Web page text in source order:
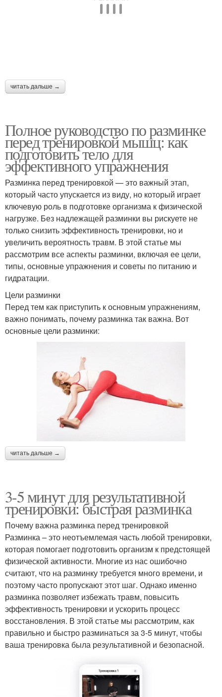
читать дальше →
Полное руководство по разминке
перед тренировкой мышц: как
подготовить тело для
эффективного упражнения
Разминка перед тренировкой — это важный этап,
который часто упускается из виду, но который играет
ключевую роль в подготовке организма к физической
нагрузке. Без надлежащей разминки вы рискуете не
только снизить эффективность тренировки, но и
увеличить вероятность травм. В этой статье мы
рассмотрим все аспекты разминки, включая ее цели,
типы, основные упражнения и советы по питанию и
гидратации.
Цели разминки
Перед тем как приступить к основным упражнениям,
важно понимать, почему разминка так важна. Вот
основные цели разминки:
читать дальше →
3-5 минут для результативной
тренировки: быстрая разминка
Почему важна разминка перед тренировкой
Разминка – это неотъемлемая часть любой тренировки,
которая помогает подготовить организм к предстоящей
физической активности. Многие из нас ошибочно
считают, что на разминку требуется много времени, и
поэтому часто пропускают этот шаг. Однако именно
разминка позволяет избежать травм, повысить
эффективность тренировки и ускорить процесс
восстановления. В этой статье мы рассмотрим, как
правильно и быстро разминаться за 3-5 минут, чтобы
ваша тренировка была результативной и безопасной.